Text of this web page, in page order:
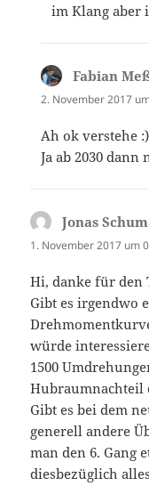
im Klang aber
Fabian
2. November 2017
Ah ok verstehe :)
Ja ab 2030
Jonas
1. November 2017 um
Hi, danke für den
Gibt es irgendwo
würde
1500
Hubraumnachteil
Gibt es bei dem
generell andere
man den 6. Gang
diesbezüglich